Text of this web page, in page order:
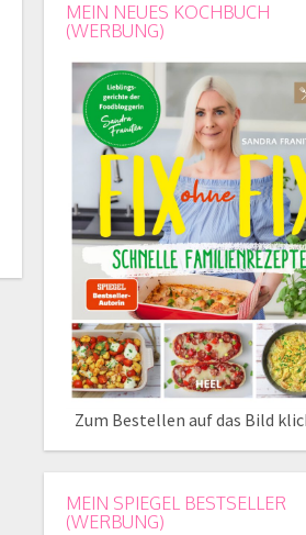
MEIN NEUES KOCHBUCH
(WERBUNG)
Zum Bestellen auf das Bild
MEIN SPIEGEL BESTSELLER
(WERBUNG)